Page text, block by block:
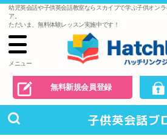
幼児英会話や子供英会話教室ならスカイプで学ぶ子供オン
ア。
ただいま、無料体験レッスン実施中です！
メニュー
無料新規会員登録
子供英会話ブ